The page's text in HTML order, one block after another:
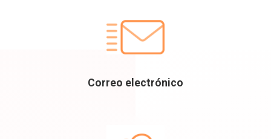
Correo electrónico